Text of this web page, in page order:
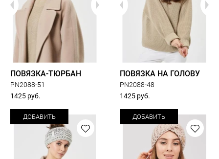
ПОВЯЗКА-ТЮРБАН
PN2088-51
1425 руб.
ДОБАВИТЬ
ПОВЯЗКА НА ГОЛОВУ
PN2088-48
1425 руб.
ДОБАВИТЬ